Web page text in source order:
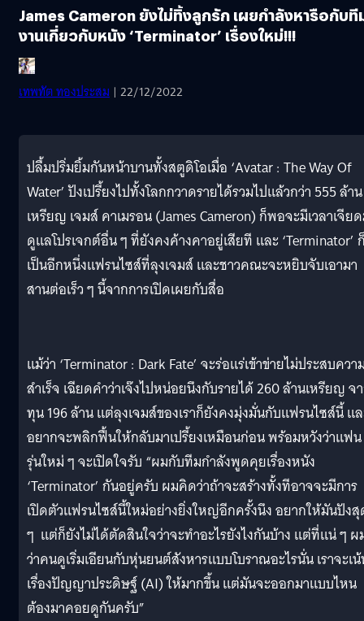
James Cameron ยังไม่ทิ้งลูกรัก เผยกำลังหารือกับที
งานเกี่ยวกับหนัง ‘Terminator’ เรื่องใหม่!!!
เทพทัต ทองประสม | 22/12/2022
ปลื้มปริ่มยิ้มกันหน้าบานทั้งสตูดิโอเมื่อ ‘Avatar : The Way Of
Water’ ปังเปรี้ยงไปทั้งโลกกวาดรายได้รวมไปแล้วกว่า 555 ล้าน
เหรียญ เจมส์ คาเมรอน (James Cameron) ก็พอจะมีเวลาเจีย
ดูแลโปรเจกต์อื่น ๆ ที่ยังคงค้างคาอยู่เสียที และ ‘Terminator’
เป็นอีกหนึ่งแฟรนไซส์ที่ลุงเจมส์ และชาวคณะจะหยิบจับเอามา
สานต่อเร็ว ๆ นี้จากการเปิดเผยกับสื่อ
แม้ว่า ‘Terminator : Dark Fate’ จะร่อแร่เข้าข่ายไม่ประสบควา
สำเร็จ เฉียดคำว่าเจ๊งไปหน่อยนึงกับรายได้ 260 ล้านเหรียญ จ
ทุน 196 ล้าน แต่ลุงเจมส์ของเราก็ยังคงมุ่งมั่นกับแฟรนไซส์นี้ แ
อยากจะพลิกฟื้นให้กลับมาเปรี้ยงเหมือนก่อน พร้อมหวังว่าแฟ
รุ่นใหม่ ๆ จะเปิดใจรับ “ผมกับทีมกำลังพูดคุยเรื่องหนัง
‘Terminator’ กันอยู่ครับ ผมคิดว่าถ้าจะสร้างทั้งทีอาจจะมีการ
เปิดตัวแฟรนไซส์นี้ใหม่อย่างยิ่งใหญ่อีกครั้งนึง อยากให้มันปัง
ๆ แต่ก็ยังไม่ได้ตัดสินใจว่าจะทำอะไรยังไงกันบ้าง แต่ที่แน่ ๆ ผ
ว่าคนดูเริ่มเอียนกับหุ่นยนต์สังหารแบบโบราณอะไรนั่น เราจะเ
เรื่องปัญญาประดิษฐ์ (AI) ให้มากขึ้น แต่มันจะออกมาแบบไหน
ต้องมาคอยดูกันครับ”